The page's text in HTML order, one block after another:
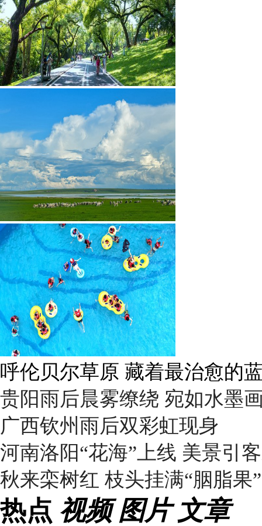
呼伦贝尔草原 藏着最治愈的
贵阳雨后晨雾缭绕 宛如水墨
广西钦州雨后双彩虹现身
河南洛阳“花海”上线 美景引
秋来栾树红 枝头挂满“胭脂果”
热点 视频 图片 文章